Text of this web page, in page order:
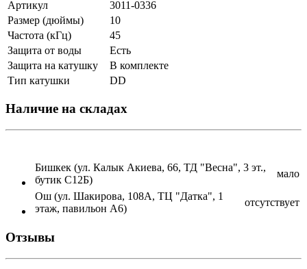
Артикул
3011-0336
Размер (дюймы)
10
Частота (кГц)
45
Защита от воды
Есть
Защита на катушку
В комплекте
Тип катушки
DD
Наличие на складах
Бишкек (ул. Калык Акиева, 66, ТД "Весна", 3 эт.,
бутик С12Б)
мало
Ош (ул. Шакирова, 108А, ТЦ "Датка", 1
этаж, павильон А6)
отсутствует
Отзывы